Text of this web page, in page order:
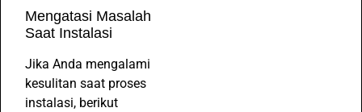
Mengatasi Masalah
Saat Instalasi
Jika Anda mengalami
kesulitan saat proses
instalasi, berikut